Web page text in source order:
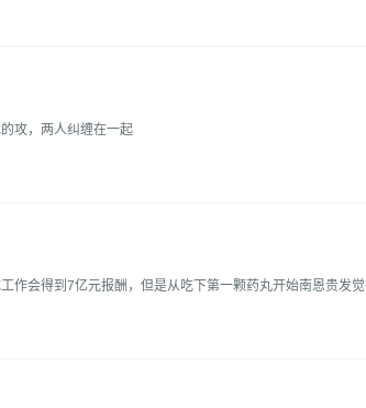
攻，两人纠缠在一起
会得到7亿元报酬，但是从吃下第一颗药丸开始南恩贵发觉